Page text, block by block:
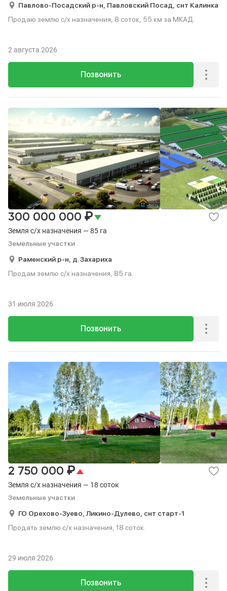
Павлово-Посадский р-н, Павловский Посад, снт Калинка
Продаю землю с/х назначения, 8 соток, 55 км за МКАД.
Позвонить
2 августа 2026
Земля с/х назначения — 85 га
Земельные участки
300 000 000 ₽
Раменский р-н, д. Захариха
Продам землю с/х назначения, 85 га.
Позвонить
31 июля 2026
Земля с/х назначения — 18 соток
Земельные участки
2 750 000 ₽
ГО Орехово-Зуево, Ликино-Дулево, снт старт-1
Продать землю с/х назначения, 18 соток.
Позвонить
29 июля 2026